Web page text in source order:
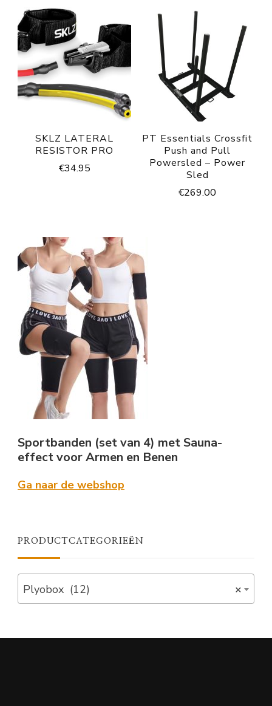
SKLZ LATERAL
RESISTOR PRO
€34.95
PT Essentials Crossfit
Push and Pull
Powersled – Power
Sled
€269.00
Sportbanden (set van 4) met Sauna-
effect voor Armen en Benen
Ga naar de webshop
PRODUCTCATEGORIEËN
×
Plyobox (12)